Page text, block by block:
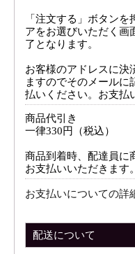
「注文する」ボタン
アをお選びいただく画
了となります。
お客様のアドレスに決
ますのでそのメールに
払いください。お支払
商品代引き
一律330円（税込）
商品到着時、配達員に
お支払いいただきます。
お支払いについての詳
配送について